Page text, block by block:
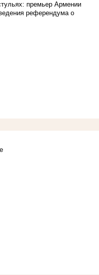
премьер Армении
референдума о